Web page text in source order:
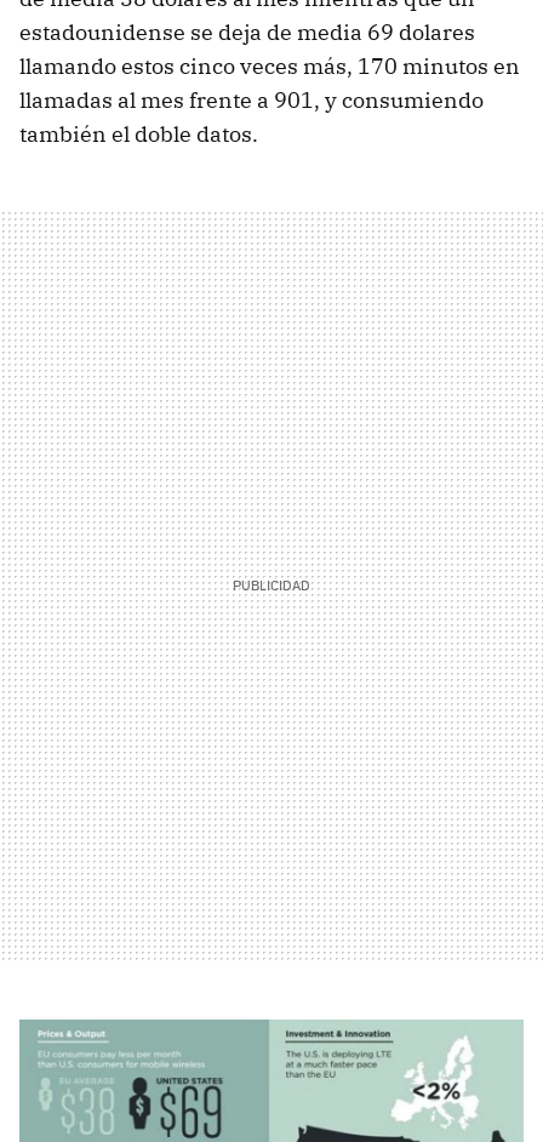
estadounidense se deja de media 69 dolares
llamando estos cinco veces más, 170 minutos en
llamadas al mes frente a 901, y consumiendo
también el doble datos.